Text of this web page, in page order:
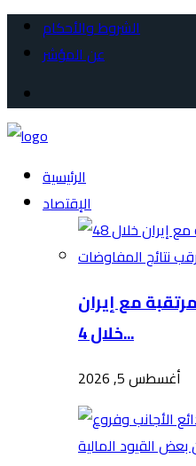
الشروط والأحكام
عن المؤشر
الرئيسية
الإقتصاد
مع إيران
خلال 4...
أغسطس 5, 2026